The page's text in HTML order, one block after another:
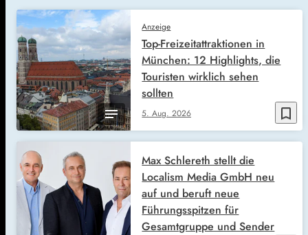
bookmark_border
Anzeige
5. Aug. 2026
Top-Freizeitattraktionen in
München: 12 Highlights, die
Touristen wirklich sehen
sollten
Max Schlereth stellt die
Localism Media GmbH neu
auf und beruft neue
Führungsspitzen für
Gesamtgruppe und Sender